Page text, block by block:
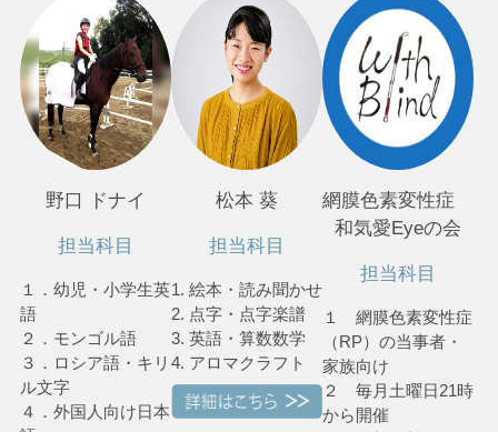
野口 ドナイ
担当科目
１．幼児・小学生英
語
２．モンゴル語
３．ロシア語・キリ
ル文字
４．外国人向け日本
松本 葵
担当科目
1. 絵本・読み聞かせ
2. 点字・点字楽譜
3. 英語・算数数学
4. アロマクラフト
網膜色素変性症
和気愛Eyeの会
担当科目
１ 網膜色素変性症
（RP）の当事者・
家族向け
２ 毎月土曜日21時
から開催